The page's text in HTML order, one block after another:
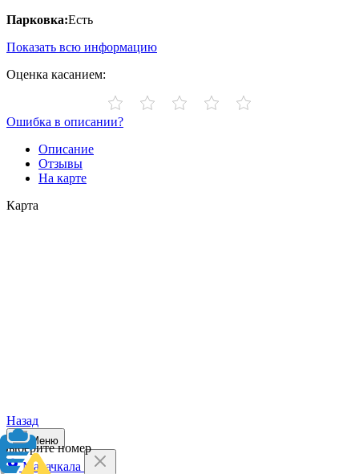
Парковка:Есть
Показать всю информацию
Оценка касанием:
Ошибка в описании?
Описание
Отзывы
На карте
Карта
Назад
Выберите номер
Меню
Махачкала